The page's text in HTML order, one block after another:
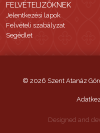
FELVÉTELIZŐKNEK
Jelentkezési lapok
Felvételi szabályzat
Segédlet
© 2026 Szent Atanáz
Designed and